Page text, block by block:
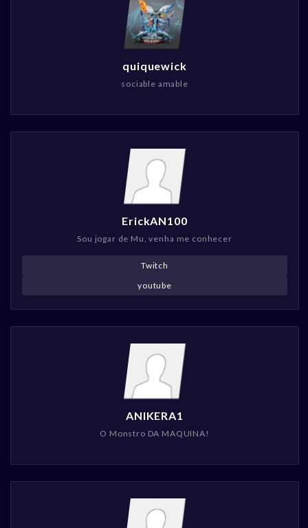
quiquewick
sociable amable
ErickAN100
Sou jogar de Mu, venha me conhecer
Twitch
youtube
ANIKERA1
O Monstro DA MAQUINA!